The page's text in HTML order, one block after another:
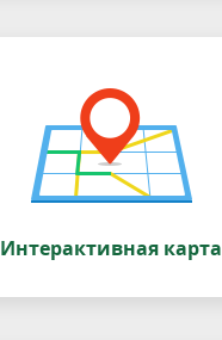
Интерактивная карта